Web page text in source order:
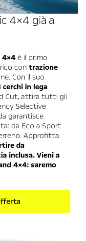
4×4 già a
4×4 è il primo
con trazione
Con il suo
cerchi in lega
Cut, attira tutti gli
Selective
garantisce
da Eco a Sport
Approfitta
da
inclusa. Vieni a
4×4: saremo